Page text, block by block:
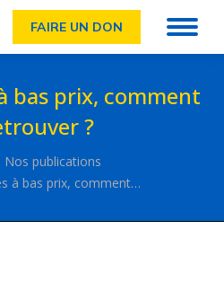
FAIRE UN DON
bas prix, comment
?
Nos publications
à bas prix, comment…